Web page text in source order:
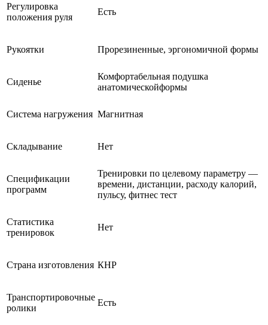
Регулировка
положения руля
Есть
Рукоятки Прорезиненные, эргономичной формы
Сиденье
Комфортабельная подушка
анатомическойформы
Система нагружения Магнитная
Складывание Нет
Спецификации
программ
Тренировки по целевому параметру —
времени, дистанции, расходу калорий,
пульсу, фитнес тест
Статистика
тренировок
Нет
Страна изготовления КНР
Транспортировочные
ролики
Есть